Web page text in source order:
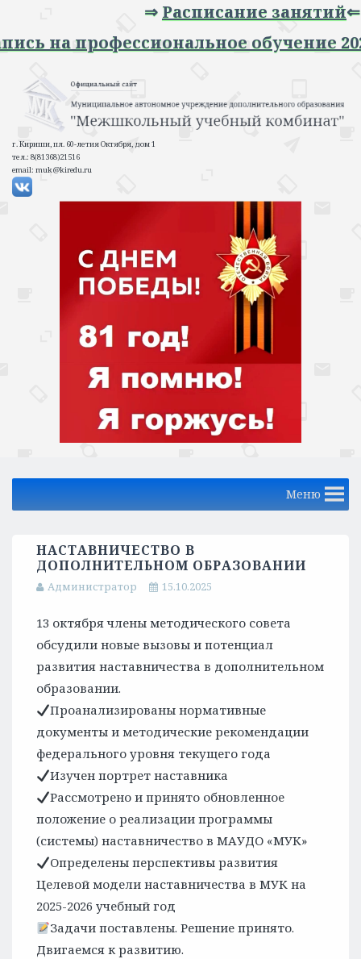
Расписание занятий⇐
Запись на профессиональное
г. Кириши, пл. 60-летия Октября, дом 1
тел.: 8(81368)21516
email: muk@kiredu.ru
Меню
НАСТАВНИЧЕСТВО В
ДОПОЛНИТЕЛЬНОМ ОБРАЗОВАНИИ
Администратор 15.10.2025
13 октября члены методического совета
обсудили новые вызовы и потенциал
развития наставничества в дополнительном
образовании.
Проанализированы нормативные
документы и методические рекомендации
федерального уровня текущего года
Изучен портрет наставника
Рассмотрено и принято обновленное
положение о реализации программы
(системы) наставничество в МАУДО «МУК»
Определены перспективы развития
Целевой модели наставничества в МУК на
2025-2026 учебный год
Задачи поставлены. Решение принято.
Двигаемся к развитию.